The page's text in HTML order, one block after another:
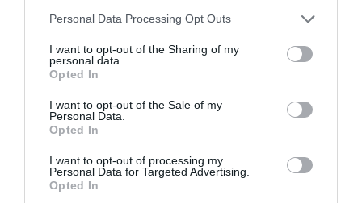
Personal Data Processing Opt Outs
I want to opt-out of the Sharing of my
personal data.
Opted In
I want to opt-out of the Sale of my
Personal Data.
Opted In
I want to opt-out of processing my
Personal Data for Targeted Advertising.
Opted In
consolidando el papel de los estrategas de los
El congreso expondrá, además, iniciativas
concretas de cómo lo Big Fecha puede contribuir
a la mejora de la sociedad, si bien la información
abiertas proporciona una nueva forma de
entender y abordar un amplio abanico de